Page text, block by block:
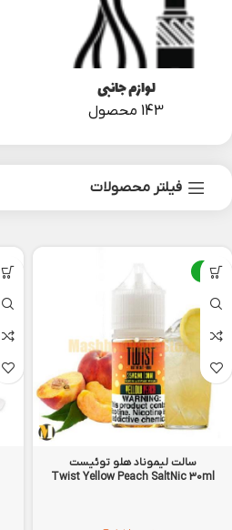
لوازم جانبی
143 محصول
فیلتر محصولات
-8%
سالت لیموناد هلو توئیست
Twist Yellow Peach SaltNic 30ml
-8%